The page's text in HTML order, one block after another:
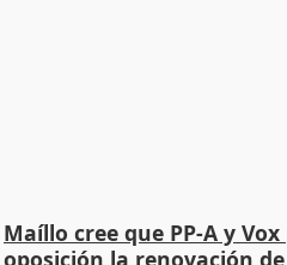
Maíllo cree que PP-A y
oposición la renovación